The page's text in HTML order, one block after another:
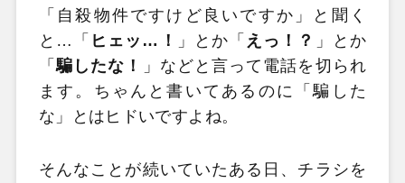
「自殺物件ですけど良いですか」と聞く
と…「 ヒェッ…！ 」とか「 えっ！？ 」とか
「騙したな！
」などと言って電話を切られ
ます。ちゃんと書いてあるのに「騙した
な」とはヒドいですよね。
そんなことが続いていたある日、チラシを